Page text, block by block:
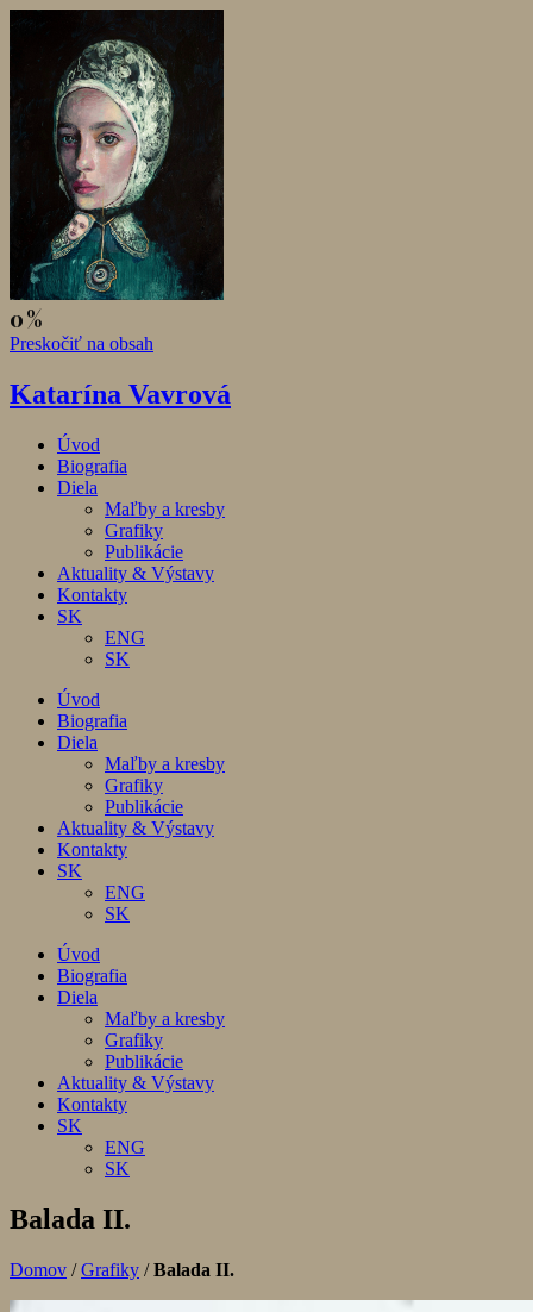
Preskočiť na obsah
Katarína Vavrová
Úvod
Biografia
Diela
Maľby a kresby
Grafiky
Publikácie
Aktuality & Výstavy
Kontakty
SK
ENG
SK
Úvod
Biografia
Diela
Maľby a kresby
Grafiky
Publikácie
Aktuality & Výstavy
Kontakty
SK
ENG
SK
Úvod
Biografia
Diela
Maľby a kresby
Grafiky
Publikácie
Aktuality & Výstavy
Kontakty
SK
ENG
SK
Balada II.
Domov /Grafiky /Balada II.